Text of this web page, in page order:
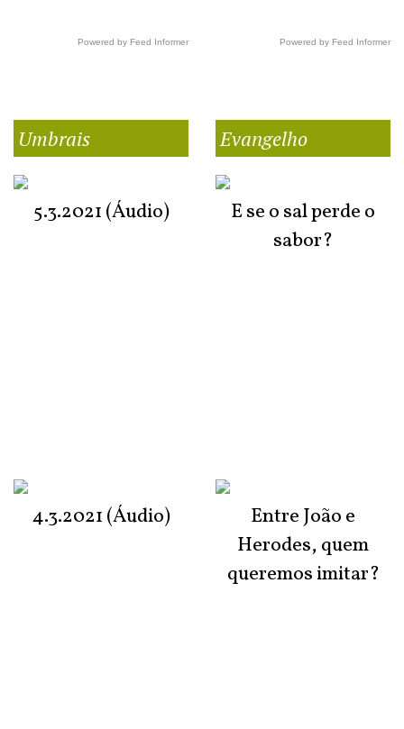
Powered by Feed Informer Powered by Feed Informer
Umbrais
5.3.2021 (Áudio)
4.3.2021 (Áudio)
Evangelho
E se o sal perde o
sabor?
Entre João e
Herodes, quem
queremos imitar?